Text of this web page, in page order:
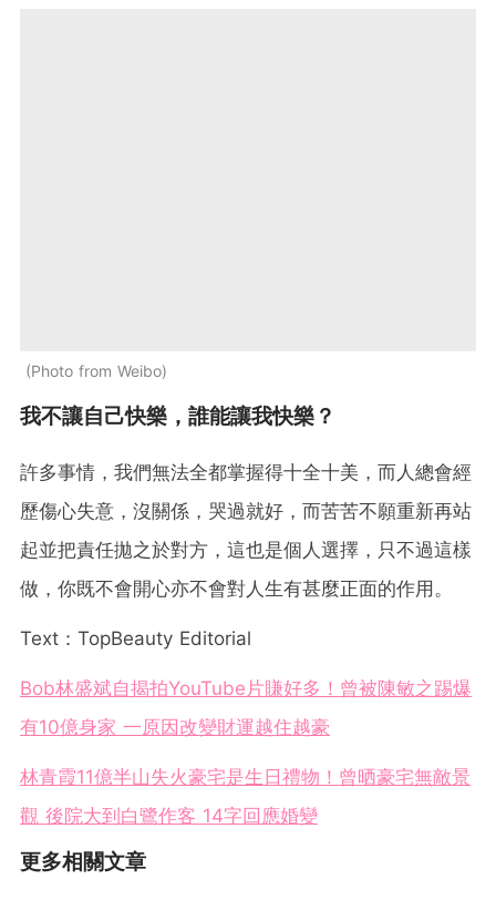
Photo from Weibo
我不讓自己快樂，誰能讓我快樂？
許多事情，我們無法全都掌握得十全十美，而人總會經
歷傷心失意，沒關係，哭過就好，而苦苦不願重新再站
起並把責任拋之於對方，這也是個人選擇，只不過這樣
做，你既不會開心亦不會對人生有甚麼正面的作用。
Text：TopBeauty Editorial
Bob林盛斌 自揭拍YouTube片賺好多！曾被陳敏之踢爆
有10億身家 一原因改變財運越住越豪
林青霞11億半山失火豪宅是生日禮物！曾晒豪宅無敵景
觀 後院大到白鷺作客 14字回應婚變
更多相關文章